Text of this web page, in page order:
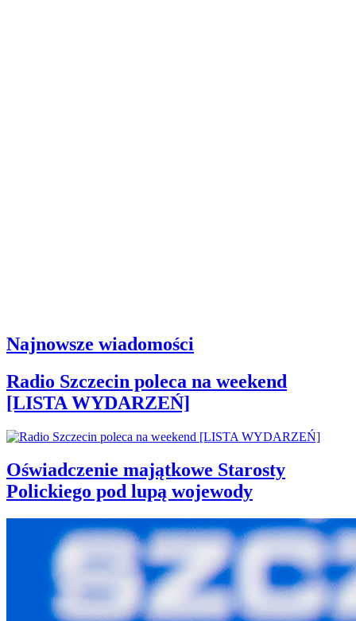
Najnowsze wiadomości
Radio Szczecin poleca na weekend
[LISTA WYDARZEŃ]
Oświadczenie majątkowe Starosty
Polickiego pod lupą wojewody